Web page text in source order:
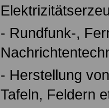
- Rundfunk-,
- Herstellung
Tafeln, Feldern